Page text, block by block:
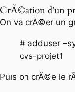
CrÃ©ation d’un
On va crÃ©er un
# adduser
cvs-projet1
Puis on crÃ©e le